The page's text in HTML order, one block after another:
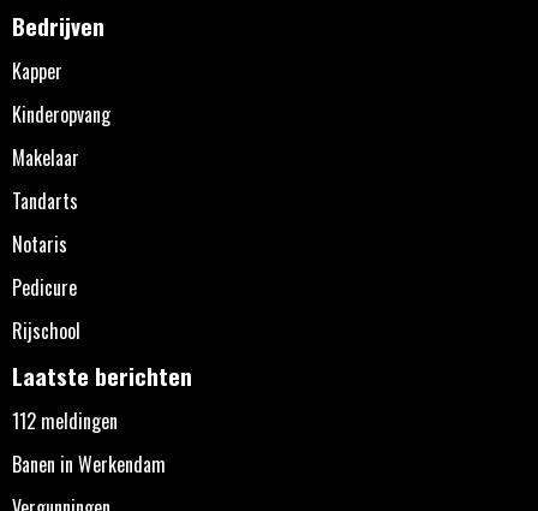
Bedrijven
Kapper
Kinderopvang
Makelaar
Tandarts
Notaris
Pedicure
Rijschool
Laatste berichten
112 meldingen
Banen in Werkendam